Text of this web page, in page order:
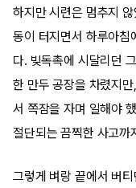
하지만 시련은 멈추지
동이 터지면서 하루아침
다. 빚독촉에 시달리던
한 만두 공장을 차렸지
서 쪽잠을 자며 일해야
절단되는 끔찍한 사고까
그렇게 벼랑 끝에서 버